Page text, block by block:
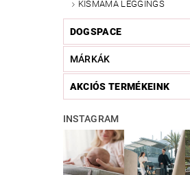
KISMAMA LEGGINGS
DOGSPACE
MÁRKÁK
AKCIÓS TERMÉKEINK
INSTAGRAM